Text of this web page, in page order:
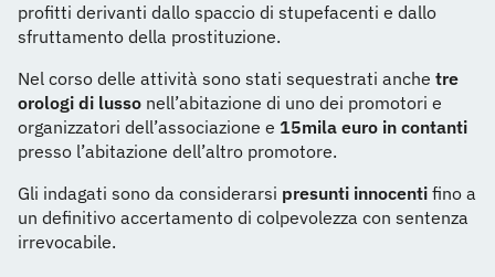
profitti derivanti dallo spaccio di stupefacenti e dallo
sfruttamento della prostituzione.
Nel corso delle attività sono stati sequestrati anche tre
orologi di lusso nell’abitazione di uno dei promotori e
organizzatori dell’associazione e 15mila euro in contanti
presso l’abitazione dell’altro promotore.
Gli indagati sono da considerarsi presunti innocenti fino a
un definitivo accertamento di colpevolezza con sentenza
irrevocabile.